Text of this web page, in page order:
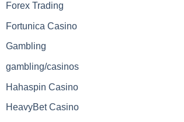
Forex Trading
Fortunica Casino
Gambling
gambling/casinos
Hahaspin Casino
HeavyBet Casino